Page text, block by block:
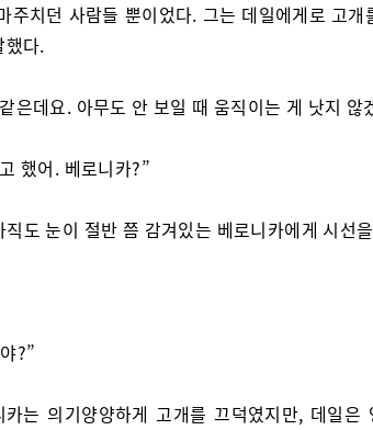
주치던 사람들 뿐이었다. 그는 데일에게로 고개
했다.
은데요. 아무도 안 보일 때 움직이는 게 낫지 않
했어. 베로니카?”
도 눈이 절반 쯤 감겨있는 베로니카에게 시선
?”
는 의기양양하게 고개를 끄덕였지만, 데일은